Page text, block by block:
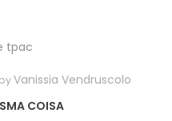
byVanissia Vendruscolo
COISA